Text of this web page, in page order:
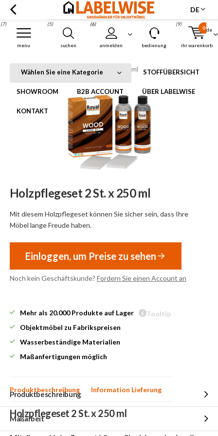
de
suchen
(5)
anmelden
(6)
menu
(7)
bedienung ihr warenkorb
0
(9)
Menu
DE
Wählen Sie eine Kategorie STOFFÜBERSICHT
SHOWROOM B2B ACCOUNT ÜBER LABELWISE
KONTAKT
Startseite Holzpflegeset 2 St. x 250 ml
Holzpflegeset 2 St. x 250 ml
Holzpflegeset 2 St. x 250 ml
Mit diesem Holzpflegeset können Sie sicher sein, dass Ihre
Möbel lange Freude haben.
Einloggen, um Preise zu sehen
Noch kein Geschäftskunde? Fordern Sie einen Account an
Mehr als 20.000 Produkte auf Lager
Tooltip
Objektmöbel zu Fabrikspreisen
Wasserbeständige Materialien
Maßanfertigungen möglich
Produktbeschreibung Information Lieferung
Produktbeschreibung
Holzpflegeset 2 St. x 250 ml
Maßarbeit